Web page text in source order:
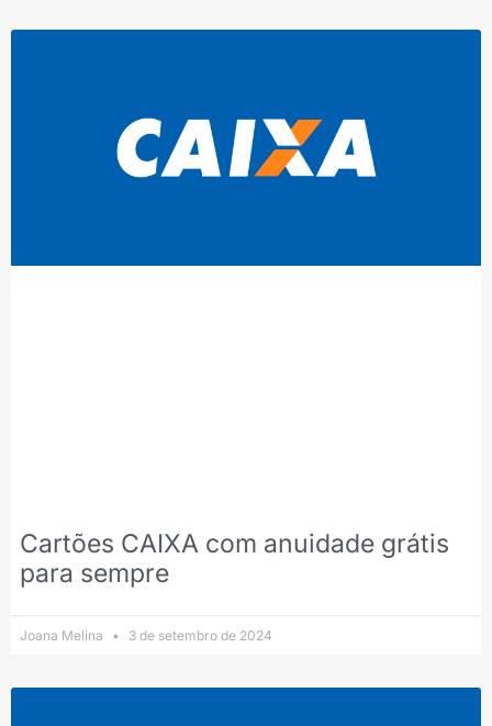
Cartões CAIXA com anuidade grátis
para sempre
Joana Melina 3 de setembro de 2024